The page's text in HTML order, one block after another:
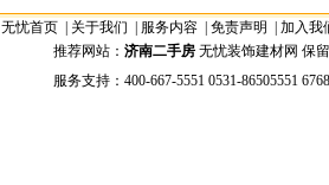
无忧首页 关于我们 服务内容 免责声明
加入我
推荐网站： 济南二手房 无忧装饰建材网 保
服务支持：400-667-5551 0531-86505551